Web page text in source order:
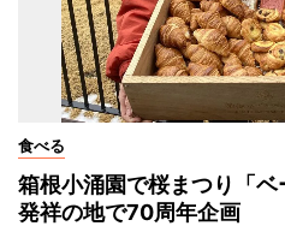
食べる
箱根小涌園で桜まつり「
発祥の地で70周年企画